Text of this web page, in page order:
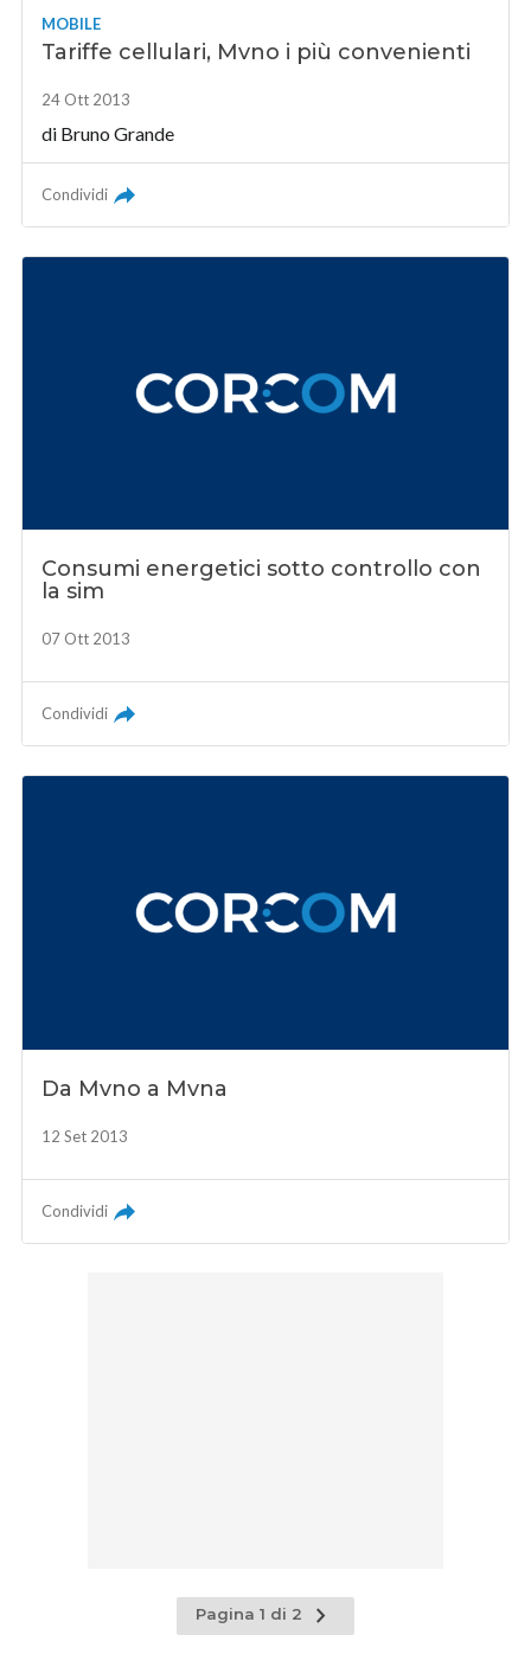
MOBILE
Tariffe cellulari, Mvno i più convenienti
24 Ott 2013
di Bruno Grande
Condividi
Consumi energetici sotto controllo con
la sim
07 Ott 2013
Condividi
Da Mvno a Mvna
12 Set 2013
Condividi
Pagina 1 di 2
Pagina
successiva